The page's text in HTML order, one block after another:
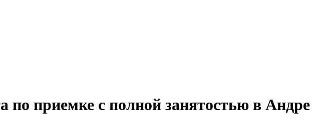
по приемке с полной занятостью в Андре